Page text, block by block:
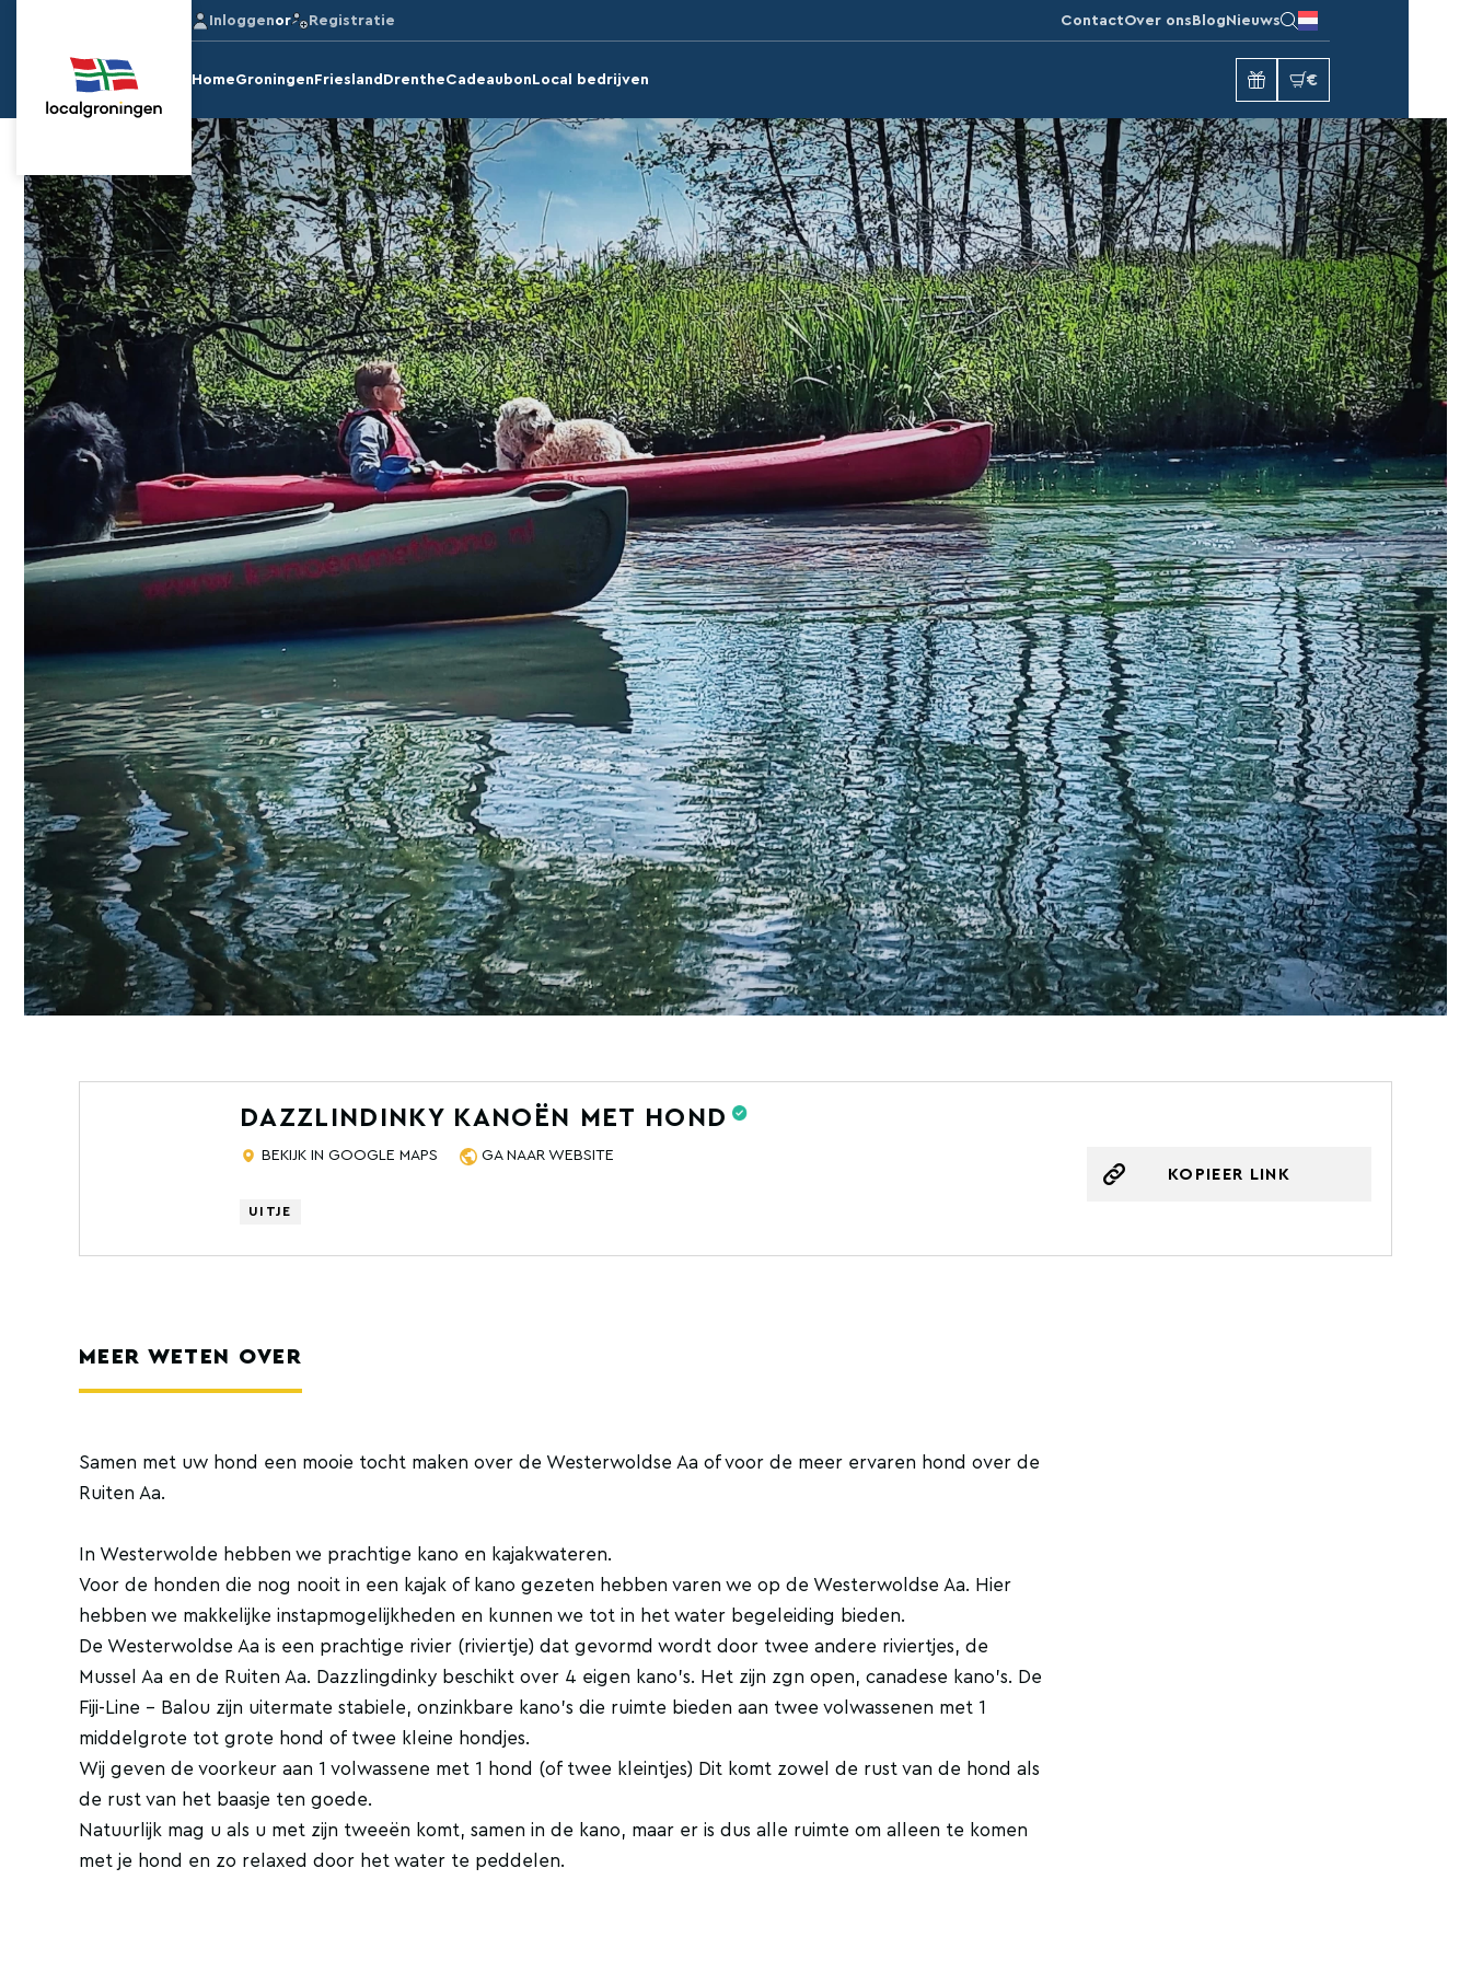
Inloggenor Registratie ContactOver ons Blog Nieuws
HomeGroningen Friesland DrentheCadeaubon Local bedrijven €
DAZZLINDINKY KANOËN MET HOND
BEKIJK IN GOOGLE MAPS GA NAAR WEBSITE
UITJE
KOPIEER LINK
MEER WETEN OVER
Samen met uw hond een mooie tocht maken over de Westerwoldse Aa of voor de meer ervaren hond over de
Ruiten Aa.
In Westerwolde hebben we prachtige kano en kajakwateren.
Voor de honden die nog nooit in een kajak of kano gezeten hebben varen we op de Westerwoldse Aa. Hier
hebben we makkelijke instapmogelijkheden en kunnen we tot in het water begeleiding bieden.
De Westerwoldse Aa is een prachtige rivier (riviertje) dat gevormd wordt door twee andere riviertjes, de
Mussel Aa en de Ruiten Aa. Dazzlingdinky beschikt over 4 eigen kano's. Het zijn zgn open, canadese kano's. De
Fiji-Line - Balou zijn uitermate stabiele, onzinkbare kano's die ruimte bieden aan twee volwassenen met 1
middelgrote tot grote hond of twee kleine hondjes.
Wij geven de voorkeur aan 1 volwassene met 1 hond (of twee kleintjes) Dit komt zowel de rust van de hond als
de rust van het baasje ten goede.
Natuurlijk mag u als u met zijn tweeën komt, samen in de kano, maar er is dus alle ruimte om alleen te komen
met je hond en zo relaxed door het water te peddelen.